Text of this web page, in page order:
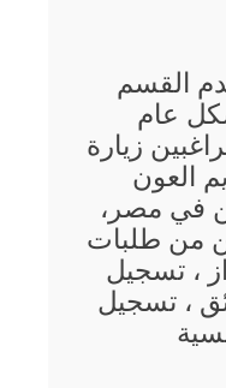
القسم
عام
زيارة
العون
في مصر،
من طلبات
، تسجيل
، تسجيل